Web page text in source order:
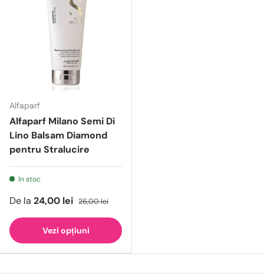
Alfaparf
Alfaparf Milano Semi Di
Lino Balsam Diamond
pentru Stralucire
In stoc
De la 24,00 lei 26,00 lei
Vezi opțiuni